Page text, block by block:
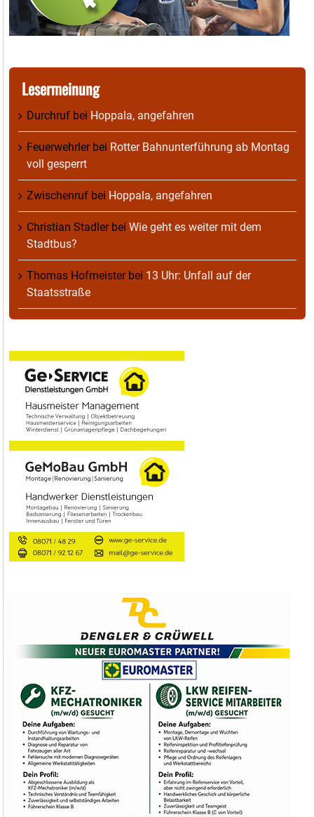
Lesermeinung
Durchruf bei Hoppala, angefahren
Feuerwehrlerbei Rotter Bahnunterführung ab Montag
voll gesperrt
Zwischenruf bei Hoppala, angefahren
Christian Stadlerbei Wie geht es weiter mit dem
Stadtbus?
Thomas Hofmeisterbei 13 Uhr: Unfall auf der
Staatsstraße